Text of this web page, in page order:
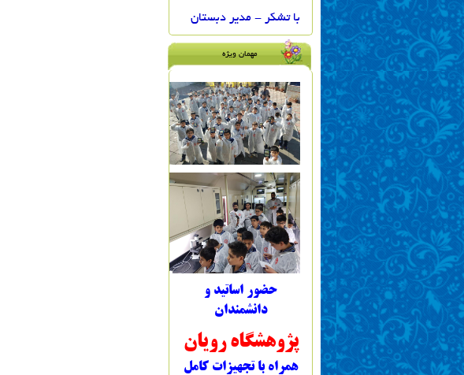
با تشکر - مدیر دبستان
مهمان ویژه
حضور اساتید و
دانشمندان
پژوهشگاه رویان
همراه با تجهیزات کامل